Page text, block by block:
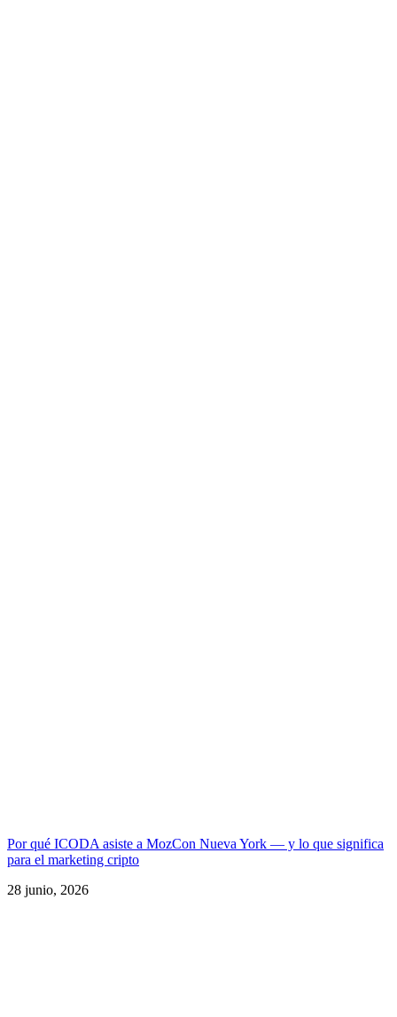
Por qué ICODA asiste a MozCon Nueva York — y lo que significa
para el marketing cripto
28 junio, 2026